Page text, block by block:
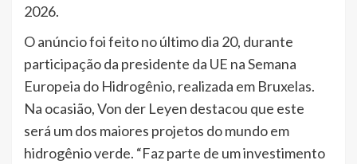
2026.
O anúncio foi feito no último dia 20, durante
participação da presidente da UE na Semana
Europeia do Hidrogênio, realizada em Bruxelas.
Na ocasião, Von der Leyen destacou que este
será um dos maiores projetos do mundo em
hidrogênio verde. “Faz parte de um investimento